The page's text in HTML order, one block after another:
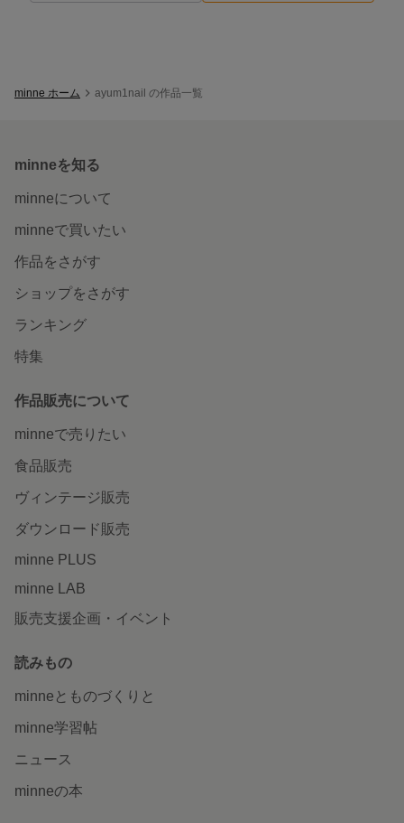
minne ホーム ayum1nail の作品一覧
minneを知る
minneについて
minneで買いたい
作品をさがす
ショップをさがす
ランキング
特集
作品販売について
minneで売りたい
食品販売
ヴィンテージ販売
ダウンロード販売
minne PLUS
minne LAB
販売支援企画・イベント
読みもの
minneとものづくりと
minne学習帖
ニュース
minneの本